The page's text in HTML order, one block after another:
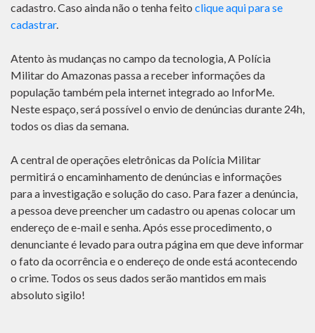
cadastro. Caso ainda não o tenha feito clique aqui para se
cadastrar.
Atento às mudanças no campo da tecnologia, A Polícia
Militar do Amazonas passa a receber informações da
população também pela internet integrado ao InforMe.
Neste espaço, será possível o envio de denúncias durante 24h,
todos os dias da semana.
A central de operações eletrônicas da Polícia Militar
permitirá o encaminhamento de denúncias e informações
para a investigação e solução do caso. Para fazer a denúncia,
a pessoa deve preencher um cadastro ou apenas colocar um
endereço de e-mail e senha. Após esse procedimento, o
denunciante é levado para outra página em que deve informar
o fato da ocorrência e o endereço de onde está acontecendo
o crime. Todos os seus dados serão mantidos em mais
absoluto sigilo!